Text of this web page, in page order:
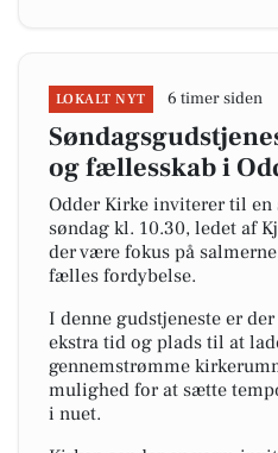
LOKALT NYT 6 timer siden
og fællesskab i
Odder Kirke inviterer til
søndag kl. 10.30, ledet af
der være fokus på
fælles fordybelse.
I denne gudstjeneste er
ekstra tid og plads til at
gennemstrømme
mulighed for at sætte
i nuet.